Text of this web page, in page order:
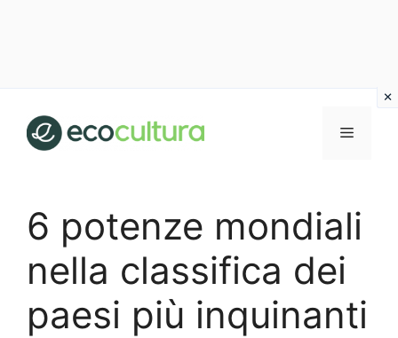
contenuto
MENU
6 potenze mondiali
nella classifica dei
paesi più inquinanti